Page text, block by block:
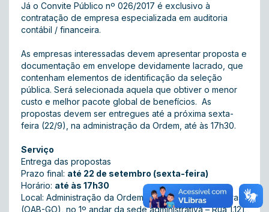
Já o Convite Público nº 026/2017 é exclusivo à
contratação de empresa especializada em auditoria
contábil / financeira.
As empresas interessadas devem apresentar proposta e
documentação em envelope devidamente lacrado, que
contenham elementos de identificação da seleção
pública. Será selecionada aquela que obtiver o menor
custo e melhor pacote global de benefícios. As
propostas devem ser entregues até a próxima sexta-
feira (22/9), na administração da Ordem, até às 17h30.
Serviço
Entrega das propostas
Prazo final: até 22 de setembro (sexta-feira)
Horário: até às 17h30
Local: Administração da Ordem dos Advogados do Brasil
(OAB-GO), no 1º andar da sede administrativa – Rua 1.121,